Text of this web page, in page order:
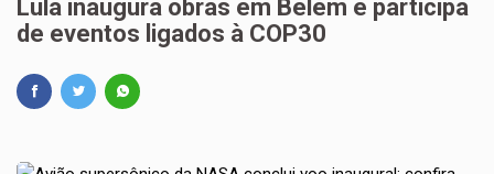
Lula inaugura obras em Belém e participa
de eventos ligados à COP30